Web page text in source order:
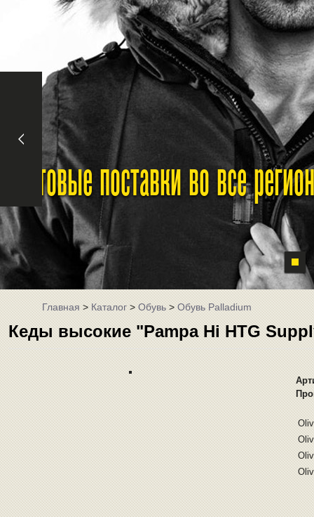
Оптовые поставки во все
Главная>Каталог>Обувь>Обувь Palladium
Кеды высокие "Pampa Hi HTG